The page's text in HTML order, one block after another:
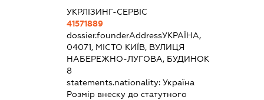
УКРЛІЗИНГ-СЕРВІС
41571889
dossier.founderAddressУКРАЇНА,
04071, МІСТО КИЇВ, ВУЛИЦЯ
НАБЕРЕЖНО-ЛУГОВА, БУДИНОК
8
statements.nationality:Україна
Розмір внеску до статутного